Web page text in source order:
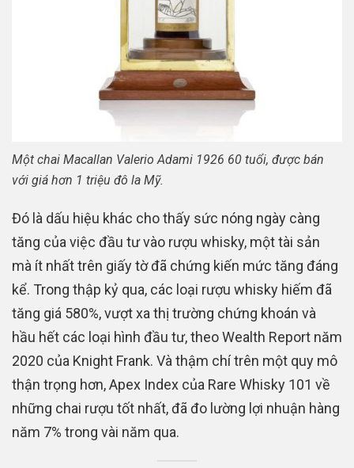
Một chai Macallan Valerio Adami 1926 60 tuổi, được bán
với giá hơn 1 triệu đô la Mỹ.
Đó là dấu hiệu khác cho thấy sức nóng ngày càng
tăng của việc đầu tư vào rượu whisky, một tài sản
mà ít nhất trên giấy tờ đã chứng kiến ​​mức tăng đáng
kể. Trong thập kỷ qua, các loại rượu whisky hiếm đã
tăng giá 580%, vượt xa thị trường chứng khoán và
hầu hết các loại hình đầu tư, theo Wealth Report năm
2020 của Knight Frank. Và thậm chí trên một quy mô
thận trọng hơn, Apex Index của Rare Whisky 101 về
những chai rượu tốt nhất, đã đo lường lợi nhuận hàng
năm 7% trong vài năm qua.